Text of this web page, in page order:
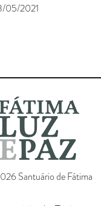
05/2021
Santuário de Fátima